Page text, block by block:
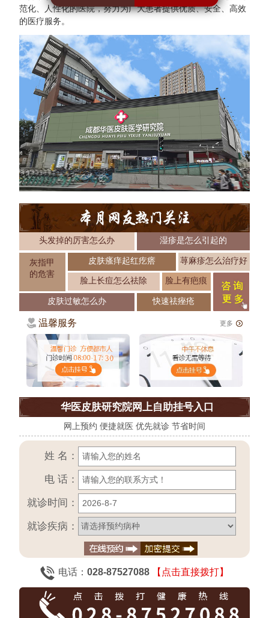
范化、人性化的医院，努力为广大患者提供优质、安全、高效
的医疗服务。
头发掉的厉害怎么办 湿疹是怎么引起的
灰指甲
的危害
皮肤瘙痒起红疙瘩 荨麻疹怎么治疗好
脸上长痘怎么祛除 脸上有疤痕
皮肤过敏怎么办 快速祛痤疮
温馨服务 更多
华医皮肤研究院网上自助挂号入口
网上预约 便捷就医 优先就诊 节省时间
姓 名：
电 话：
就诊时间：
就诊疾病：
电话： 028-87527088 【点击直接拨打】